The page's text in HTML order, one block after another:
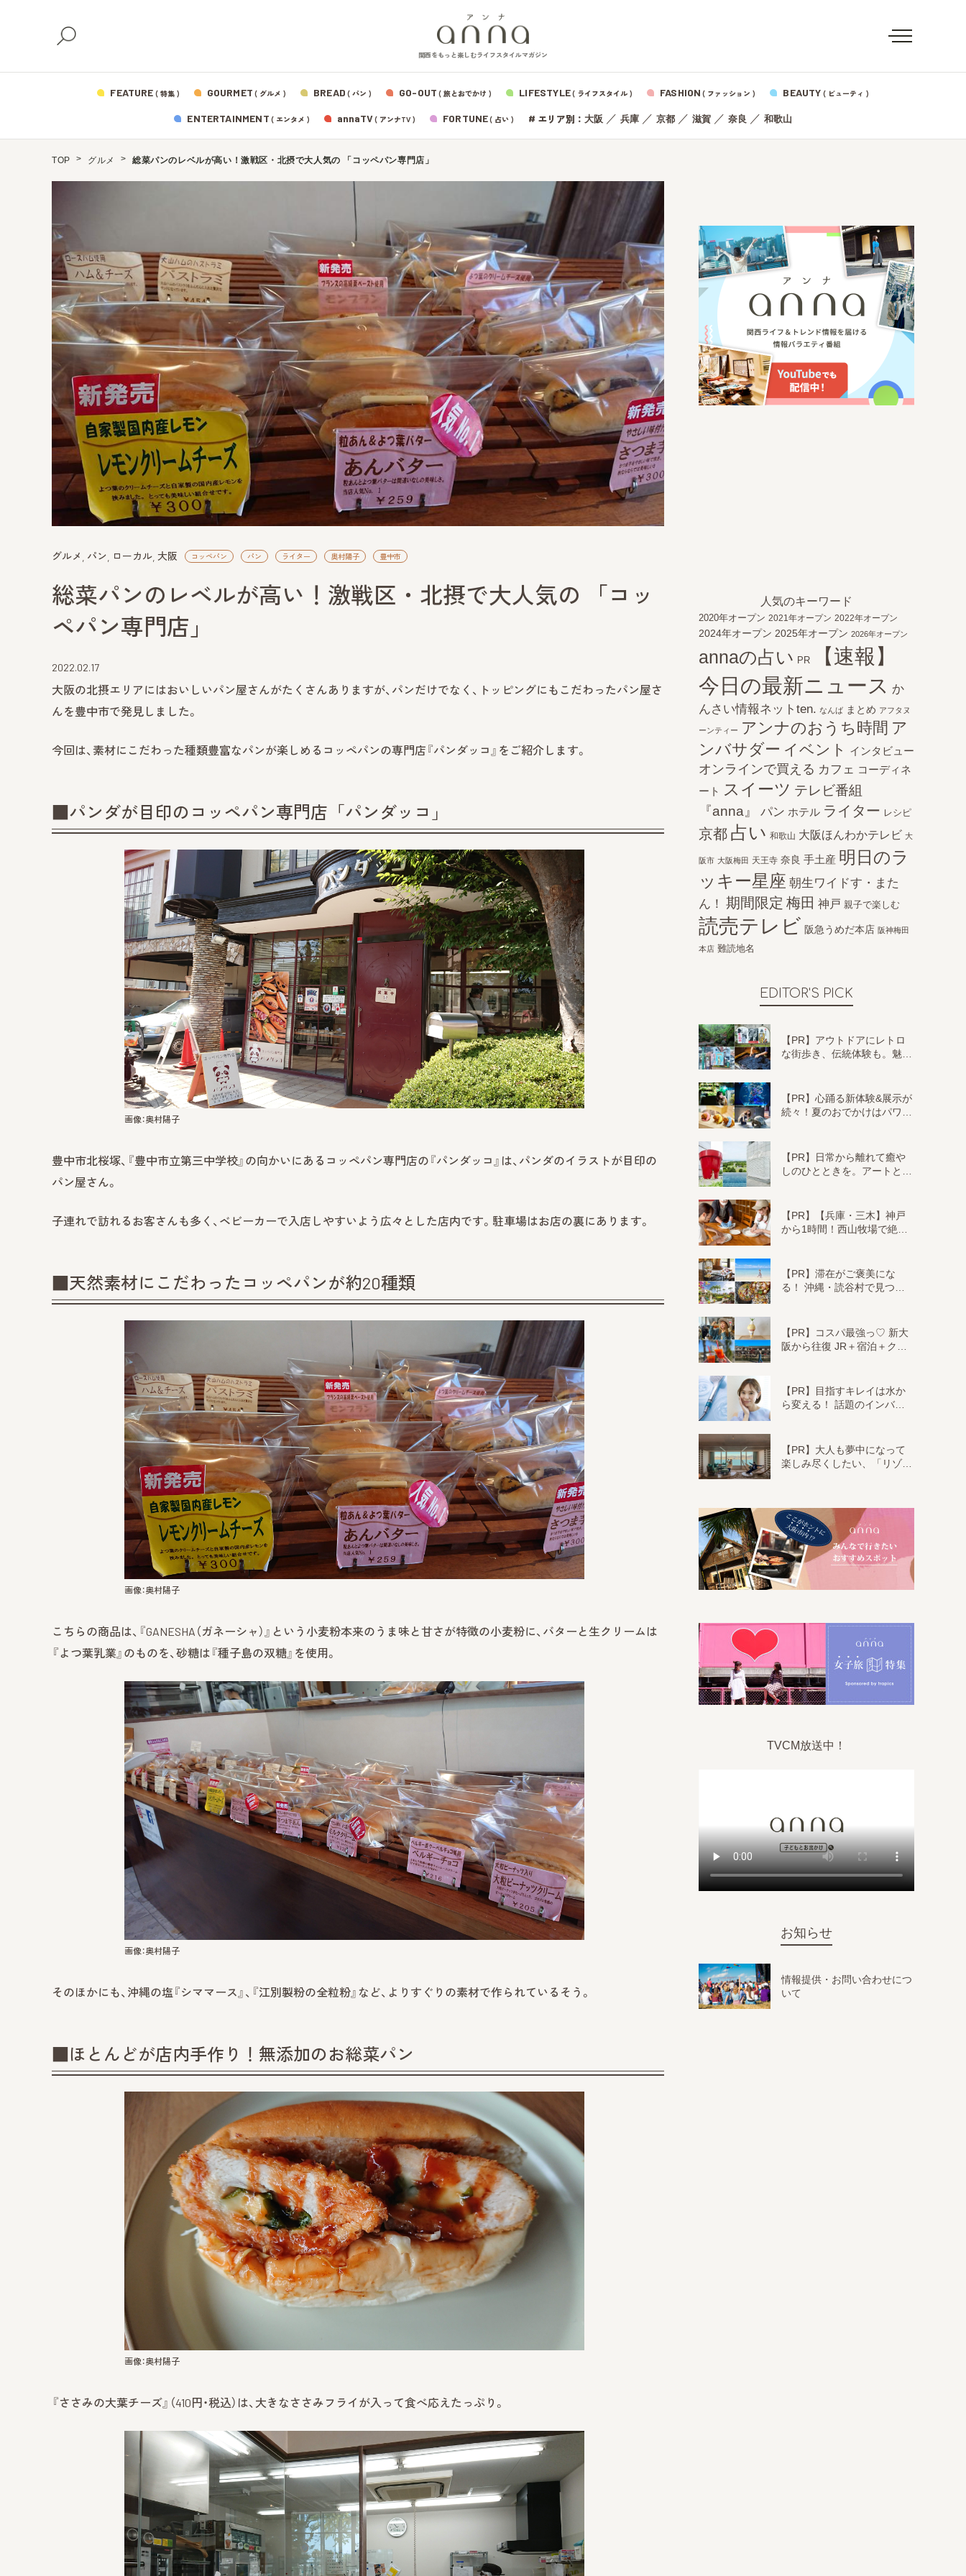
関西をもっと楽しむライフスタイルマガジン
FEATURE ( 特集 ) GOURMET ( グルメ ) BREAD ( パン ) GO-OUT ( 旅とおでかけ ) LIFESTYLE( ライフスタイル ) FASHION ( ファッション ) BEAUTY ( ビューティ )
ENTERTAINMENT ( エンタメ ) annaTV( アンナTV ) FORTUNE( 占い ) # エリア別： 大阪 ／ 兵庫／ 京都／ 滋賀／ 奈良 ／ 和歌山
TOP グルメ 総菜パンのレベルが高い！激戦区・北摂で大人気の 「コッペパン専門店」
グルメ パン ローカル 大阪 コッペパン パン ライター 奥村陽子 豊中市
総菜パンのレベルが高い！激戦区・北摂で大人気の 「コッ
ペパン専門店」
2022.02.17
大阪の北摂エリアにはおいしいパン屋さんがたくさんありますが、パンだけでなく、トッピングにもこだわったパン屋さ
んを豊中市で発見しました。
今回は、素材にこだわった種類豊富なパンが楽しめるコッペパンの専門店『パンダッコ』をご紹介します。
■パンダが目印のコッペパン専門店「パンダッコ」
画像：奥村陽子
豊中市北桜塚、『豊中市立第三中学校』の向かいにあるコッペパン専門店の『パンダッコ』は、パンダのイラストが目印の
パン屋さん。
子連れで訪れるお客さんも多く、ベビーカーで入店しやすいよう広々とした店内です。駐車場はお店の裏にあります。
■天然素材にこだわったコッペパンが約20種類
画像：奥村陽子
こちらの商品は、『GANESHA（ガネーシャ）』という小麦粉本来のうま味と甘さが特徴の小麦粉に、バターと生クリームは
『よつ葉乳業』のものを、砂糖は『種子島の双糖』を使用。
画像：奥村陽子
そのほかにも、沖縄の塩『シママース』、『江別製粉の全粒粉』など、よりすぐりの素材で作られているそう。
■ほとんどが店内手作り！無添加のお総菜パン
画像：奥村陽子
『ささみの大葉チーズ』（410円・税込）は、大きなささみフライが入って食べ応えたっぷり。
人気のキーワード
2020年オープン 2021年オープン 2022年オープン
2024年オープン 2025年オープン 2026年オープン
annaの占い PR
【速報】
今日の最新ニュース か
んさい情報ネットten. なんば まとめ アフタヌ
ーンティー アンナのおうち時間 ア
ンバサダー イベント インタビュー
オンラインで買える カフェ コーディネ
ート
スイーツ テレビ番組
『anna』
パン ホテル ライター レシピ
京都 占い 和歌山 大阪ほんわかテレビ 大
阪市 大阪梅田 天王寺 奈良 手土産 明日のラ
ッキー星座 朝生ワイドす・また
ん！ 期間限定 梅田 神戸 親子で楽しむ
読売テレビ 阪急うめだ本店 阪神梅田
本店 難読地名
EDITOR'S PICK
【PR】アウトドアにレトロ
な街歩き、伝統体験も。魅…
【PR】心踊る新体験&展示が
続々！夏のおでかけはパワ…
【PR】日常から離れて癒や
しのひとときを。アートと…
【PR】【兵庫・三木】神戸
から1時間！西山牧場で絶…
【PR】滞在がご褒美にな
る！ 沖縄・読谷村で見つ…
【PR】コスパ最強っ♡ 新大
阪から往復 JR＋宿泊＋ク…
【PR】目指すキレイは水か
ら変える！ 話題のインバ…
【PR】大人も夢中になって
楽しみ尽くしたい、「リゾ…
TVCM放送中！
お知らせ
情報提供・お問い合わせにつ
いて